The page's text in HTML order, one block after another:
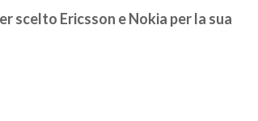
scelto Ericsson e Nokia per la sua